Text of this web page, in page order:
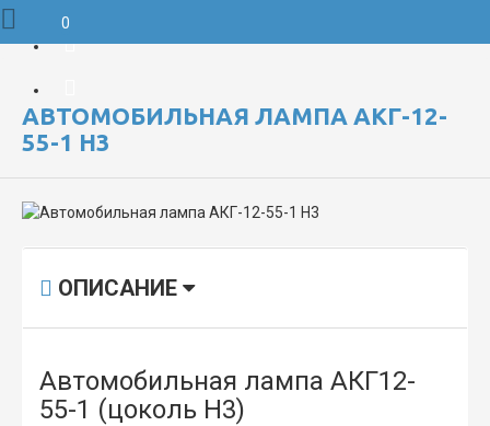
0
АВТОМОБИЛЬНАЯ ЛАМПА АКГ-12-
55-1 Н3
ОПИСАНИЕ
Автомобильная лампа АКГ12-
55-1 (цоколь Н3)